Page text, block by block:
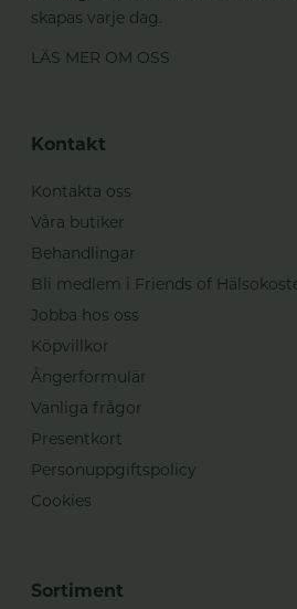
skapas varje dag.
LÄS MER OM OSS
Kontakt
Kontakta oss
Våra butiker
Behandlingar
Bli medlem i Friends of
Jobba hos oss
Köpvillkor
Ångerformulär
Vanliga frågor
Presentkort
Personuppgiftspolicy
Cookies
Sortiment